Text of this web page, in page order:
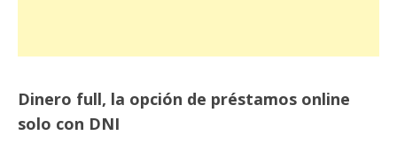
Dinero full, la opción de préstamos online
solo con DNI